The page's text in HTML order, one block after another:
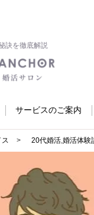
訣を徹底解説
サービスのご案内
ス 20代婚活,婚活体験